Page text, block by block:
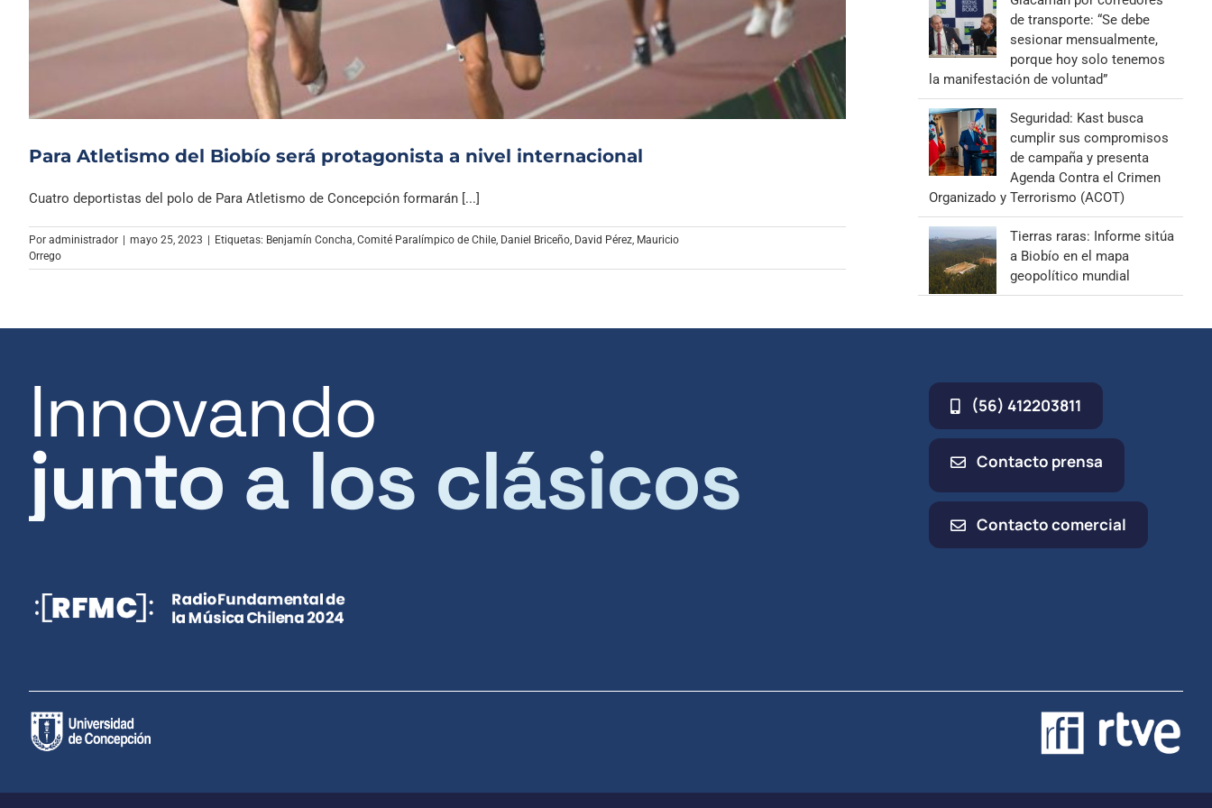
Archivo Sonoro
Para Atletismo del Biobío será protagonista a nivel internacional
Cuatro deportistas del polo de Para Atletismo de Concepción formarán [...]
Por administrador mayo 25, 2023 Etiquetas: Benjamín Concha, Comité Paralímpico de Chile, Daniel Briceño, David Pérez, Mauricio
Orrego
de transporte: “Se debe
sesionar mensualmente,
porque hoy solo tenemos
la manifestación de voluntad”
Seguridad: Kast busca
cumplir sus compromisos
de campaña y presenta
Agenda Contra el Crimen
Organizado y Terrorismo (ACOT)
Tierras raras: Informe sitúa
a Biobío en el mapa
geopolítico mundial
Innovando
junto a los clásicos
(56) 412203811
Contacto prensa
Contacto comercial